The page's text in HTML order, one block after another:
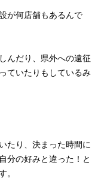
が何店舗もあるんで
んだり、県外への遠征
ていたりもしているみ
たり、決まった時間に
分の好みと違った！と
。